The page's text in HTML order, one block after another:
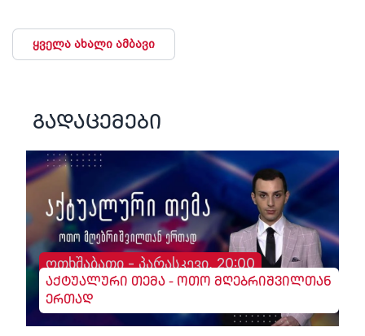
ყველა ახალი ამბავი
გადაცემები
ოთხშაბათი - პარასკევი, 20:00
აქტუალური თემა - ოთო მღებრიშვილთან
ერთად